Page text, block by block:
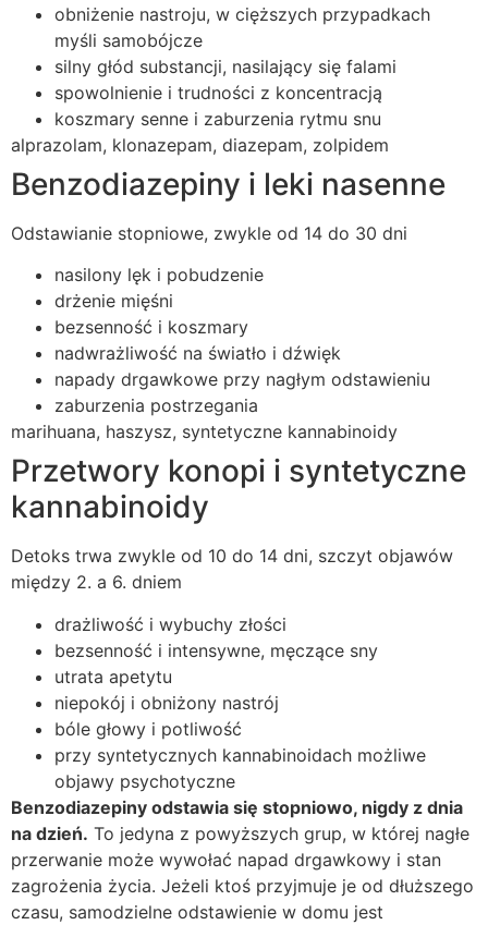
obniżenie nastroju, w cięższych przypadkach
myśli samobójcze
silny głód substancji, nasilający się falami
spowolnienie i trudności z koncentracją
koszmary senne i zaburzenia rytmu snu
alprazolam, klonazepam, diazepam, zolpidem
Benzodiazepiny i leki nasenne
Odstawianie stopniowe, zwykle od 14 do 30 dni
nasilony lęk i pobudzenie
drżenie mięśni
bezsenność i koszmary
nadwrażliwość na światło i dźwięk
napady drgawkowe przy nagłym odstawieniu
zaburzenia postrzegania
marihuana, haszysz, syntetyczne kannabinoidy
Przetwory konopi i syntetyczne
kannabinoidy
Detoks trwa zwykle od 10 do 14 dni, szczyt objawów
między 2. a 6. dniem
drażliwość i wybuchy złości
bezsenność i intensywne, męczące sny
utrata apetytu
niepokój i obniżony nastrój
bóle głowy i potliwość
przy syntetycznych kannabinoidach możliwe
objawy psychotyczne
Benzodiazepiny odstawia się stopniowo, nigdy z dnia
na dzień. To jedyna z powyższych grup, w której nagłe
przerwanie może wywołać napad drgawkowy i stan
zagrożenia życia. Jeżeli ktoś przyjmuje je od dłuższego
czasu, samodzielne odstawienie w domu jest